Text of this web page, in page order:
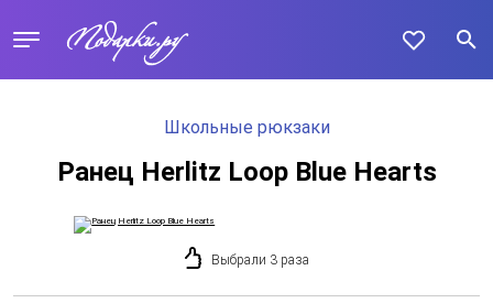
Школьные рюкзаки
Ранец Herlitz Loop Blue Hearts
Выбрали 3 раза